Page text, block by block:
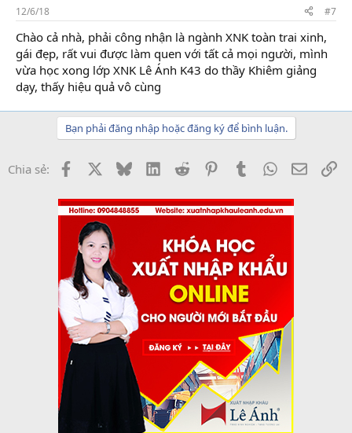
12/6/18 #7
Chào cả nhà, phải công nhận là ngành XNK toàn trai xinh,
gái đẹp, rất vui được làm quen với tất cả mọi người, mình
vừa học xong lớp XNK Lê Ánh K43 do thầy Khiêm giảng
dạy, thấy hiệu quả vô cùng
Bạn phải đăng nhập hoặc đăng ký để bình luận.
Chia sẻ: Facebook BlueskyLinkedInReddit PinterestTumblrWhatsApp
Email